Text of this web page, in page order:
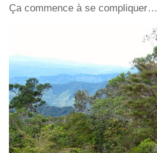
Ça commence à se compliquer…